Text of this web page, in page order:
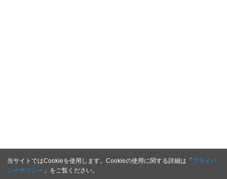
当サイトではCookieを使用します。Cookieの使用に関する詳細は「プライバ
シーポリシー 」をご覧ください。